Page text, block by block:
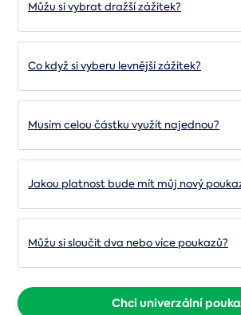
Můžu si vybrat dražší zážitek?
Co když si vyberu levnější zážitek?
Musím celou částku využít najednou?
Jakou platnost bude mít můj nový
Můžu si sloučit dva nebo více poukazů?
Chci univerzální